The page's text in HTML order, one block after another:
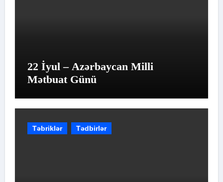
22 İyul – Azərbaycan Milli
Mətbuat Günü
Təbriklər Tədbirlər